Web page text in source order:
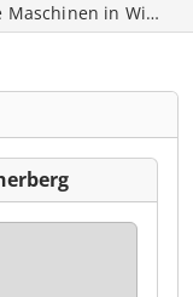
Maschinen in